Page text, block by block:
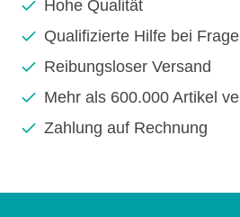
Hohe Qualität
Qualifizierte Hilfe bei
Reibungsloser Versand
Mehr als 600.000 Artikel
Zahlung auf Rechnung